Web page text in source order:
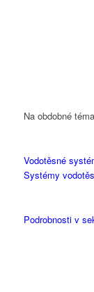
Na obdobné
Vodotěsné
Systémy
Podrobnosti v